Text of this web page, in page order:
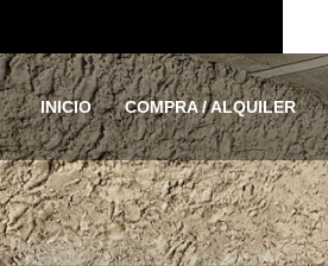
INICIO COMPRA / ALQUILER